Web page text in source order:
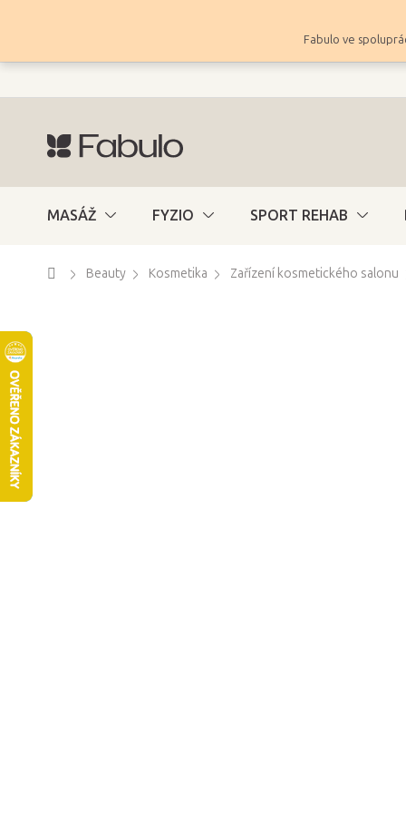
Fabulo ve
MASÁŽ FYZIO SPORT REHAB
DomůBeauty Kosmetika Zařízení kosmetického salonu